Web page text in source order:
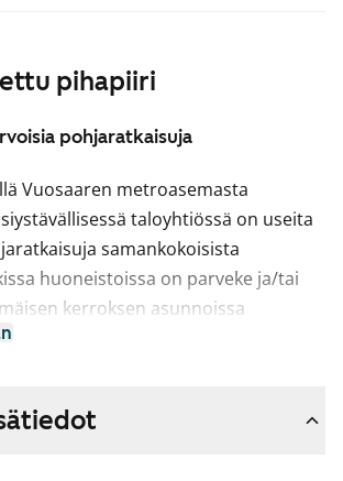
pihapiiri
pohjaratkaisuja
Vuosaaren metroasemasta
taloyhtiössä on useita
samankokoisista
huoneistoissa on parveke ja/tai
kerroksen asunnoissa
pohjaratkaisujen mukavuutta
leikkipihan, josta asukkaat ovat